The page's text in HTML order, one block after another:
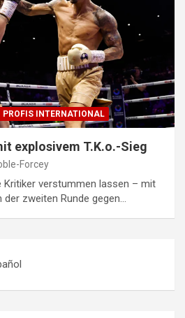
PROFIS INTERNATIONAL
explosivem T.K.o.-Sieg
Forcey
Kritiker verstummen lassen – mit
zweiten Runde gegen…